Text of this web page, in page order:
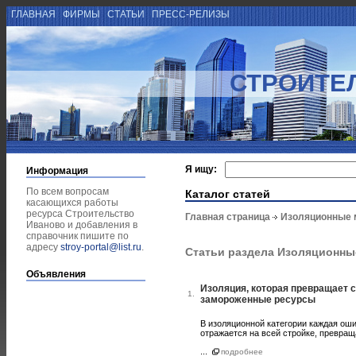
ГЛАВНАЯ ФИРМЫ СТАТЬИ ПРЕСС-РЕЛИЗЫ
Информация
По всем вопросам
касающихся работы
ресурса Строительство
Иваново и добавления в
справочник пишите по
адресу stroy-portal@list.ru.
Объявления
Я ищу:
Каталог статей
Главная страница Изоляционные
Статьи раздела
1.
Изоляция, которая превращает
замороженные ресурсы
В изоляционной категории каждая
отражается на всей стройке,
подробнее